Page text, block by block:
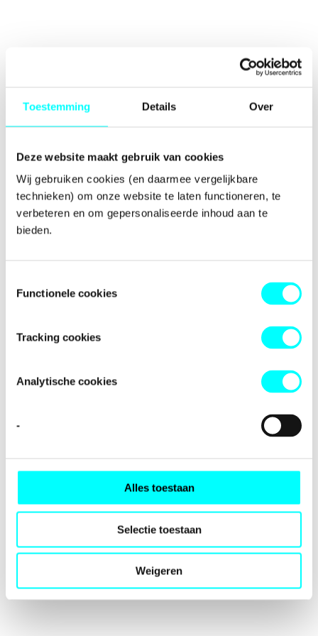
Toestemming Details Over
Deze website maakt gebruik van cookies
Wij gebruiken cookies (en daarmee vergelijkbare
technieken) om onze website te laten functioneren, te
verbeteren en om gepersonaliseerde inhoud aan te
bieden.
Functionele cookies
Tracking cookies
Analytische cookies
-
Alles toestaan
Selectie toestaan
Weigeren
-side exception has occurred while
browser consolefor